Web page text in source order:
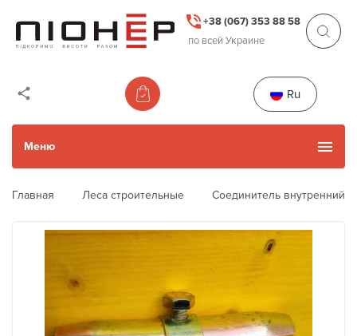
+38 (067) 353 88 58
по всей Украине
Ru
Меню
Каталог товаров
Прокат и услуги
Главная Леса строительные Соединитель внутренний